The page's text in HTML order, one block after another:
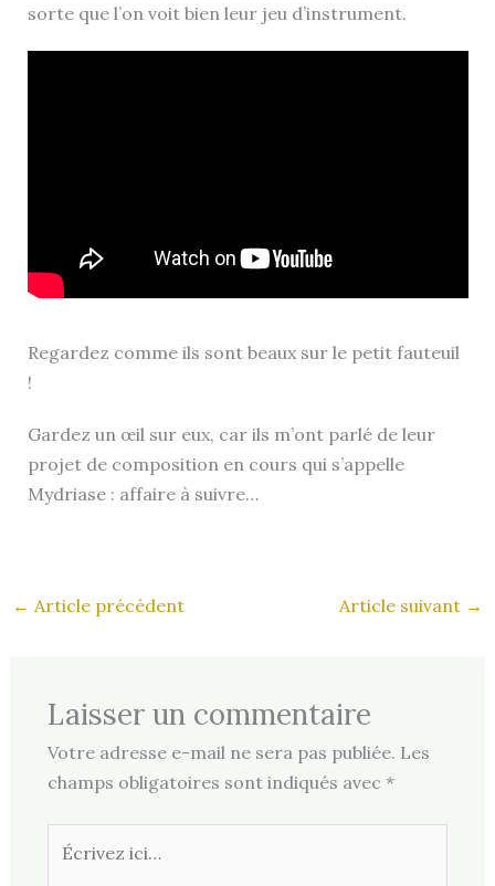
sorte que l’on voit bien leur jeu d’instrument.
Regardez comme ils sont beaux sur le petit fauteuil
!
Gardez un œil sur eux, car ils m’ont parlé de leur
projet de composition en cours qui s’appelle
Mydriase : affaire à suivre…
← Article précédent Article suivant →
Laisser un commentaire
Votre adresse e-mail ne sera pas publiée. Les
champs obligatoires sont indiqués avec *
Écrivez